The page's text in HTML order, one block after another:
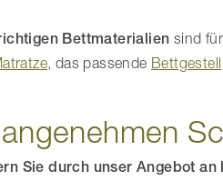
Bettmaterialien sind
das passende Bettgestell
Sie durch unserAngebot an